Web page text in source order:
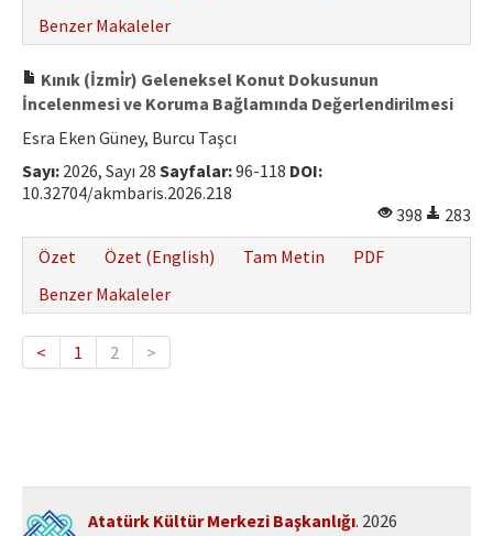
Benzer Makaleler
Kınık (İzmi̇r) Geleneksel Konut Dokusunun
İncelenmesi ve Koruma Bağlamında Değerlendirilmesi
Esra Eken Güney, Burcu Taşcı
Sayı: 2026, Sayı 28 Sayfalar:96-118 DOI:
10.32704/akmbaris.2026.218
398
283
Özet
Özet (English) Tam Metin
PDF
Benzer Makaleler
< 1 2 >
Atatürk Kültür Merkezi Başkanlığı. 2026